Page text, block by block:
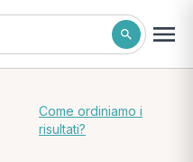
Come ordiniamo i
risultati?